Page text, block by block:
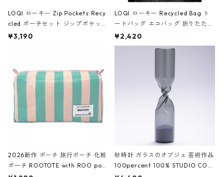
LOQI ローキー Zip Pockets Recy
cled ポーチセット ジップポケット
ファスナーポーチ 撥水加工 トラベ
ーガンディー、オフホワイト
¥3,190
LOQI ローキー Recycled Bag ト
ートバッグ エコバッグ 折りたたみ
大きめ 撥水加工 収納ポーチ CRO
CODILE/Black クロコダイル/ブラ
¥2,420
2026新作 ポーチ 旅行ポーチ 化粧
ポーチ ROOTOTE with ROO pou
砂時計 ガラスのオブジェ 芸術作品
100percent 100% STUDIO COH